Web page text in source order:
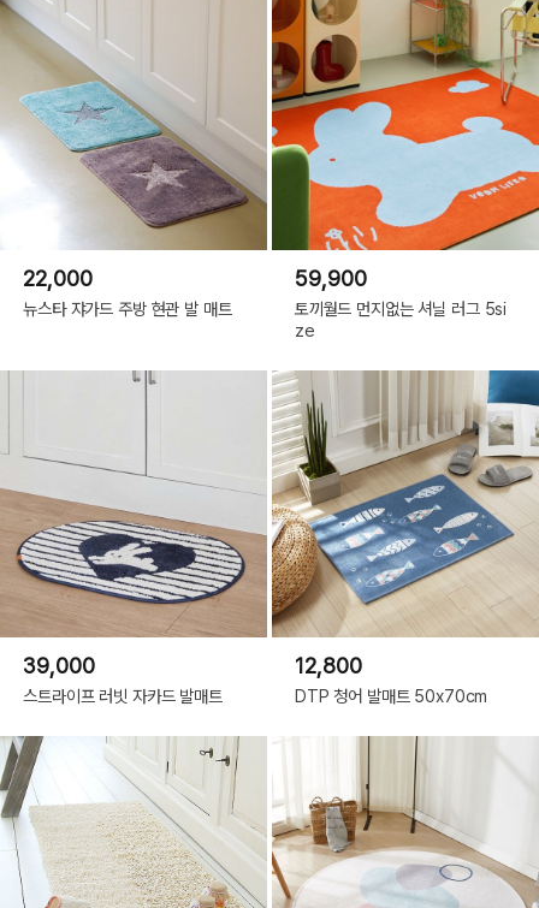
22,000
뉴스타 쟈가드 주방 현관 발 매트
59,900
토끼월드 먼지없는 셔닐 러그 5si
ze
39,000
스트라이프 러빗 자카드 발매트
12,800
DTP 청어 발매트 50x70cm